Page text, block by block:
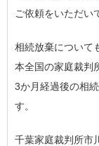
ご依頼をいただい
相続放棄について
本全国の家庭裁判
3か月経過後の相
す。
千葉家庭裁判所市